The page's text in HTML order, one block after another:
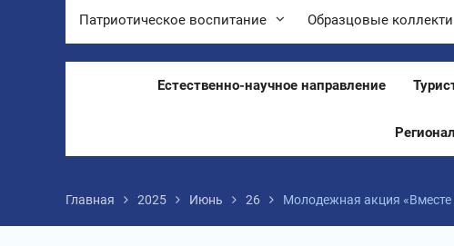
Патриотическое воспитание Образцовые
Естественно-научное направление
Главная 2025 Июнь 26 Молодежная акция «Вместе